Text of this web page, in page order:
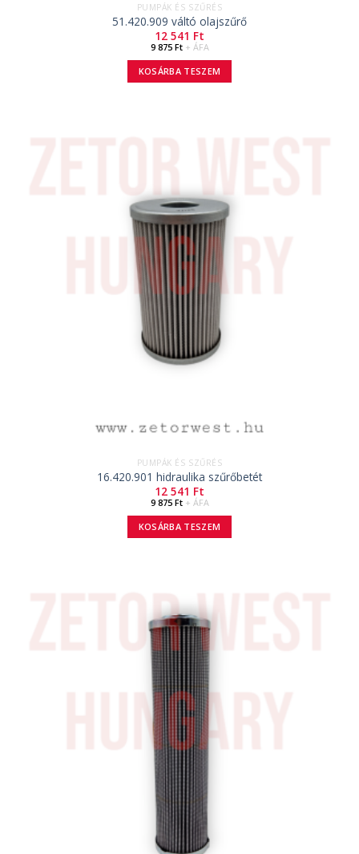
PUMPÁK ÉS SZŰRÉS
51.420.909 váltó olajszűrő
12 541 Ft
9 875 Ft+ ÁFA
KOSÁRBA TESZEM
PUMPÁK ÉS SZŰRÉS
16.420.901 hidraulika szűrőbetét
12 541 Ft
9 875 Ft+ ÁFA
KOSÁRBA TESZEM